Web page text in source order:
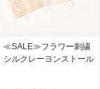
≪SALE≫フラワー刺繍
シルクレーヨンストール